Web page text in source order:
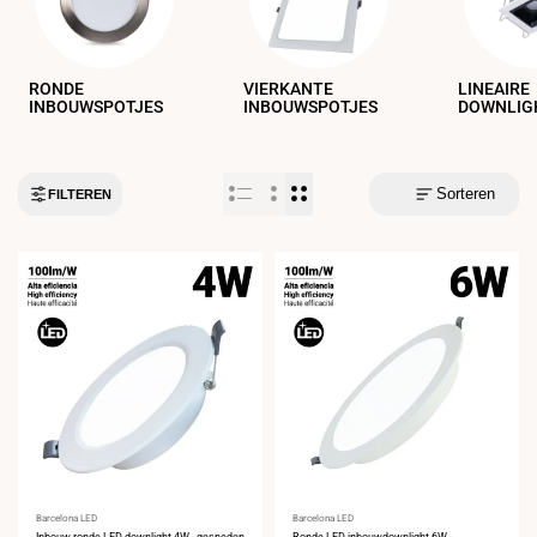
RONDE
INBOUWSPOTJES
VIERKANTE
INBOUWSPOTJES
LINEAIRE
FILTEREN Sorteren
Leverancier:
Barcelona LED Leverancier:
Barcelona LED